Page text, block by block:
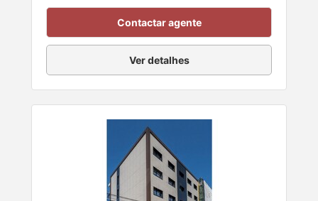
Contactar agente
Ver detalhes